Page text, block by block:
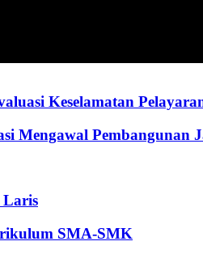
Keselamatan
Mengawal Pembangunan
Laris
SMA-SMK